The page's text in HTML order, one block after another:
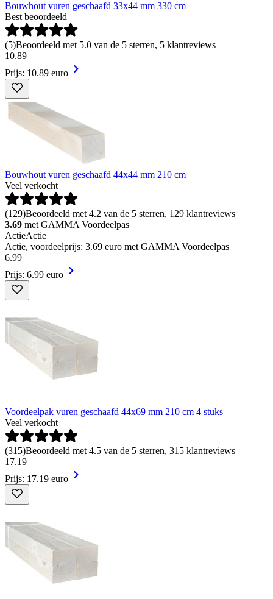
Bouwhout vuren geschaafd 33x44 mm 330 cm
Best beoordeeld
(5)Beoordeeld met 5.0 van de 5 sterren, 5 klantreviews
10.89
Prijs: 10.89 euro
Bouwhout vuren geschaafd 44x44 mm 210 cm
Veel verkocht
(129)Beoordeeld met 4.2 van de 5 sterren, 129 klantreviews
3.69 met GAMMA Voordeelpas
ActieActie
Actie, voordeelprijs: 3.69 euro met GAMMA Voordeelpas
6.99
Prijs: 6.99 euro
Voordeelpak vuren geschaafd 44x69 mm 210 cm 4 stuks
Veel verkocht
(315)Beoordeeld met 4.5 van de 5 sterren, 315 klantreviews
17.19
Prijs: 17.19 euro